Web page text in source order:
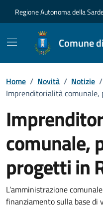
Regione Autonoma della
Comune
Home / Novità / Notizie /
Imprenditorialità
comunale,
progetti in
Dettagli
L’amministrazione
finanziamento sulla base di